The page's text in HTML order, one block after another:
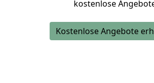
kostenlose
Kostenlose Angebote